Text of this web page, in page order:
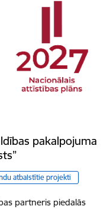
pakalpojuma
atbalstītie projekti
partneris piedalās